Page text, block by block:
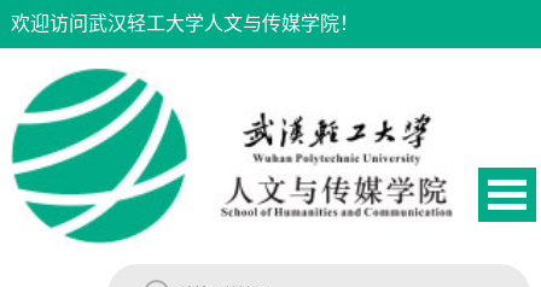
欢迎访问武汉轻工大学人文与传媒学院！